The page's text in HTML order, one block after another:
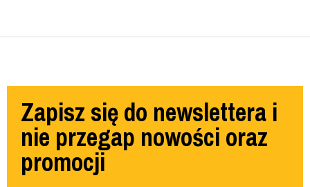
Zapisz się do newslettera i
nie przegap nowości oraz
promocji